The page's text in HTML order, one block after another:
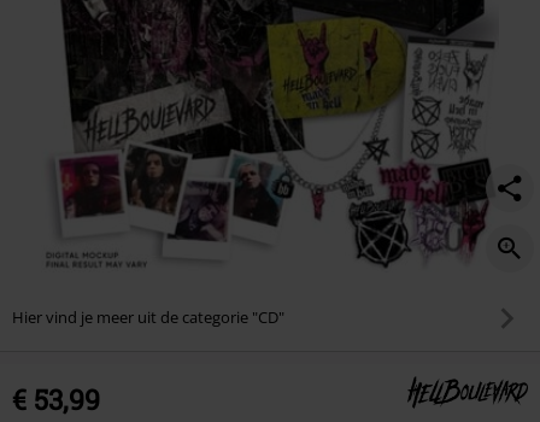
Hier vind je meer uit de categorie "CD"
€ 53,99